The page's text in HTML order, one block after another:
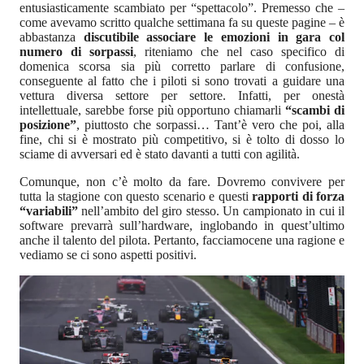
entusiasticamente scambiato per “spettacolo”. Premesso che –
come avevamo scritto qualche settimana fa su queste pagine – è
abbastanza discutibile associare le emozioni in gara col
numero di sorpassi, riteniamo che nel caso specifico di
domenica scorsa sia più corretto parlare di confusione,
conseguente al fatto che i piloti si sono trovati a guidare una
vettura diversa settore per settore. Infatti, per onestà
intellettuale, sarebbe forse più opportuno chiamarli“scambi di
posizione”, piuttosto che sorpassi… Tant’è vero che poi, alla
fine, chi si è mostrato più competitivo, si è tolto di dosso lo
sciame di avversari ed è stato davanti a tutti con agilità.
Comunque, non c’è molto da fare. Dovremo convivere per
tutta la stagione con questo scenario e questi rapporti di forza
“variabili” nell’ambito del giro stesso. Un campionato in cui il
software prevarrà sull’hardware, inglobando in quest’ultimo
anche il talento del pilota. Pertanto, facciamocene una ragione e
vediamo se ci sono aspetti positivi.